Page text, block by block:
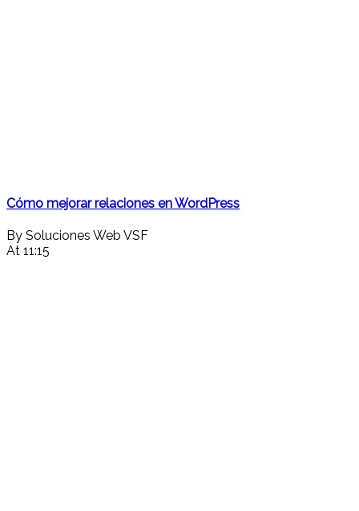
Cómo mejorar relaciones en WordPress
By Soluciones Web VSF
At 11:15